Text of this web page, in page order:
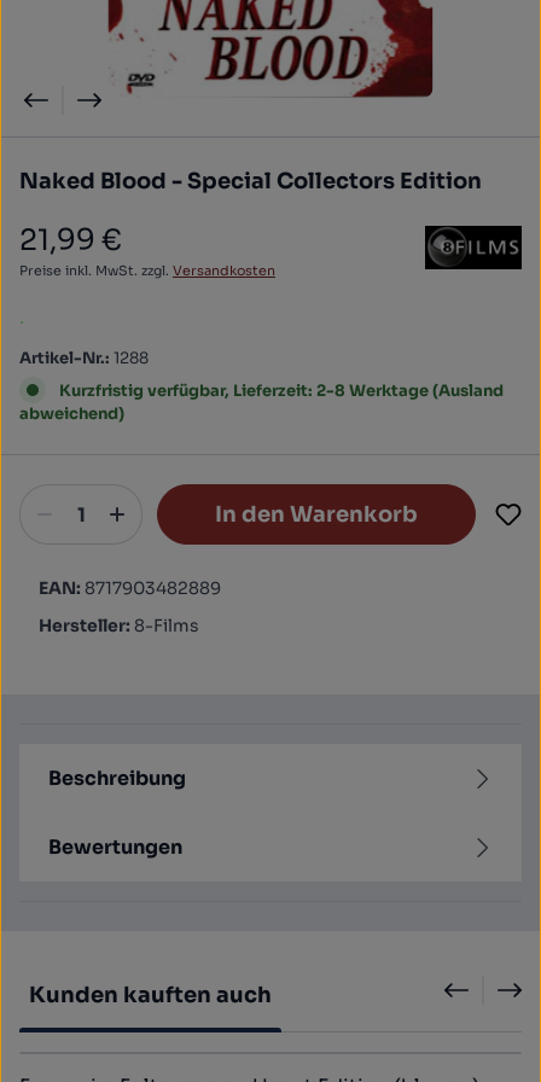
Naked Blood - Special Collectors Edition
Regulärer Preis:
21,99 €
Preise inkl. MwSt. zzgl. Versandkosten
.
Artikel-Nr.: 1288
Kurzfristig verfügbar, Lieferzeit: 2-8 Werktage (Ausland
abweichend)
In den Warenkorb
EAN: 8717903482889
Hersteller: 8-Films
Beschreibung
Bewertungen
Kunden kauften auch